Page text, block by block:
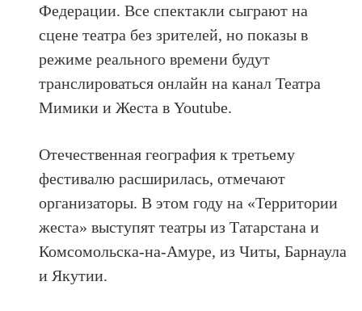
Федерации. Все спектакли сыграют на
сцене театра без зрителей, но показы в
режиме реального времени будут
транслироваться онлайн на канал Театра
Мимики и Жеста в Youtube.
Отечественная география к третьему
фестивалю расширилась, отмечают
организаторы. В этом году на «Территории
жеста» выступят театры из Татарстана и
Комсомольска-на-Амуре, из Читы, Барнаула
и Якутии.